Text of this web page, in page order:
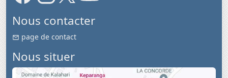
Nous contacter
page de contact
Nous situer